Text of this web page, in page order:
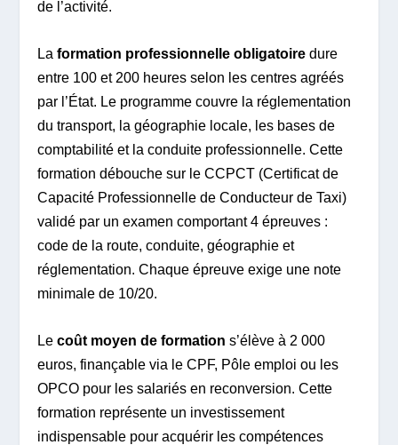
de l’activité.
Laformation professionnelle obligatoire dure
entre 100 et 200 heures selon les centres agréés
par l’État. Le programme couvre la réglementation
du transport, la géographie locale, les bases de
comptabilité et la conduite professionnelle. Cette
formation débouche sur le CCPCT (Certificat de
Capacité Professionnelle de Conducteur de Taxi)
validé par un examen comportant 4 épreuves :
code de la route, conduite, géographie et
réglementation. Chaque épreuve exige une note
minimale de 10/20.
Lecoût moyen de formation s’élève à 2 000
euros, finançable via le CPF, Pôle emploi ou les
OPCO pour les salariés en reconversion. Cette
formation représente un investissement
indispensable pour acquérir les compétences